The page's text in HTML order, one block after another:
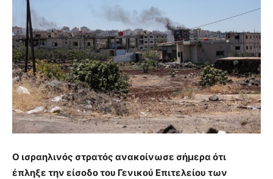
Ο ισραηλινός στρατός ανακοίνωσε σήμερα ότι
έπληξε την είσοδο του Γενικού Επιτελείου των